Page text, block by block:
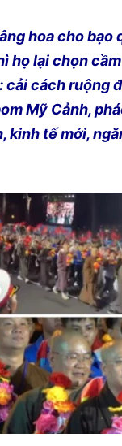
hoa cho
họ lại chọn
cách ruộng
Mỹ Cảnh,
kinh tế mới,